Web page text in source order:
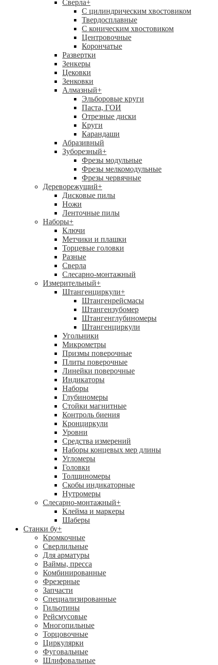
Сверла+
С цилиндрическим хвостовиком
Твердосплавные
С коническим хвостовиком
Центровочные
Корончатые
Развертки
Зенкеры
Цековки
Зенковки
Алмазный+
Эльборовые круги
Паста, ГОИ
Отрезные диски
Круги
Карандаши
Абразивный
Зуборезный+
Фрезы модульные
Фрезы мелкомодульные
Фрезы червячные
Дереворежущий+
Дисковые пилы
Ножи
Ленточные пилы
Наборы+
Ключи
Метчики и плашки
Торцевые головки
Разные
Сверла
Слесарно-монтажный
Измерительный+
Штангенциркули+
Штангенрейсмасы
Штангензубомер
Штангенглубиномеры
Штангенциркули
Угольники
Микрометры
Призмы поверочные
Плиты поверочные
Линейки поверочные
Индикаторы
Наборы
Глубиномеры
Стойки магнитные
Контроль биения
Кронциркули
Уровни
Средства измерений
Наборы концевых мер длины
Угломеры
Головки
Толщиномеры
Скобы индикаторные
Нутромеры
Слесарно-монтажный+
Клейма и маркеры
Шаберы
Станки бу+
Кромкочные
Сверлильные
Для арматуры
Ваймы, пресса
Комбинированные
Фрезерные
Запчасти
Специализированные
Гильотины
Рейсмусовые
Многопильные
Торцовочные
Циркулярки
Фуговальные
Шлифовальные